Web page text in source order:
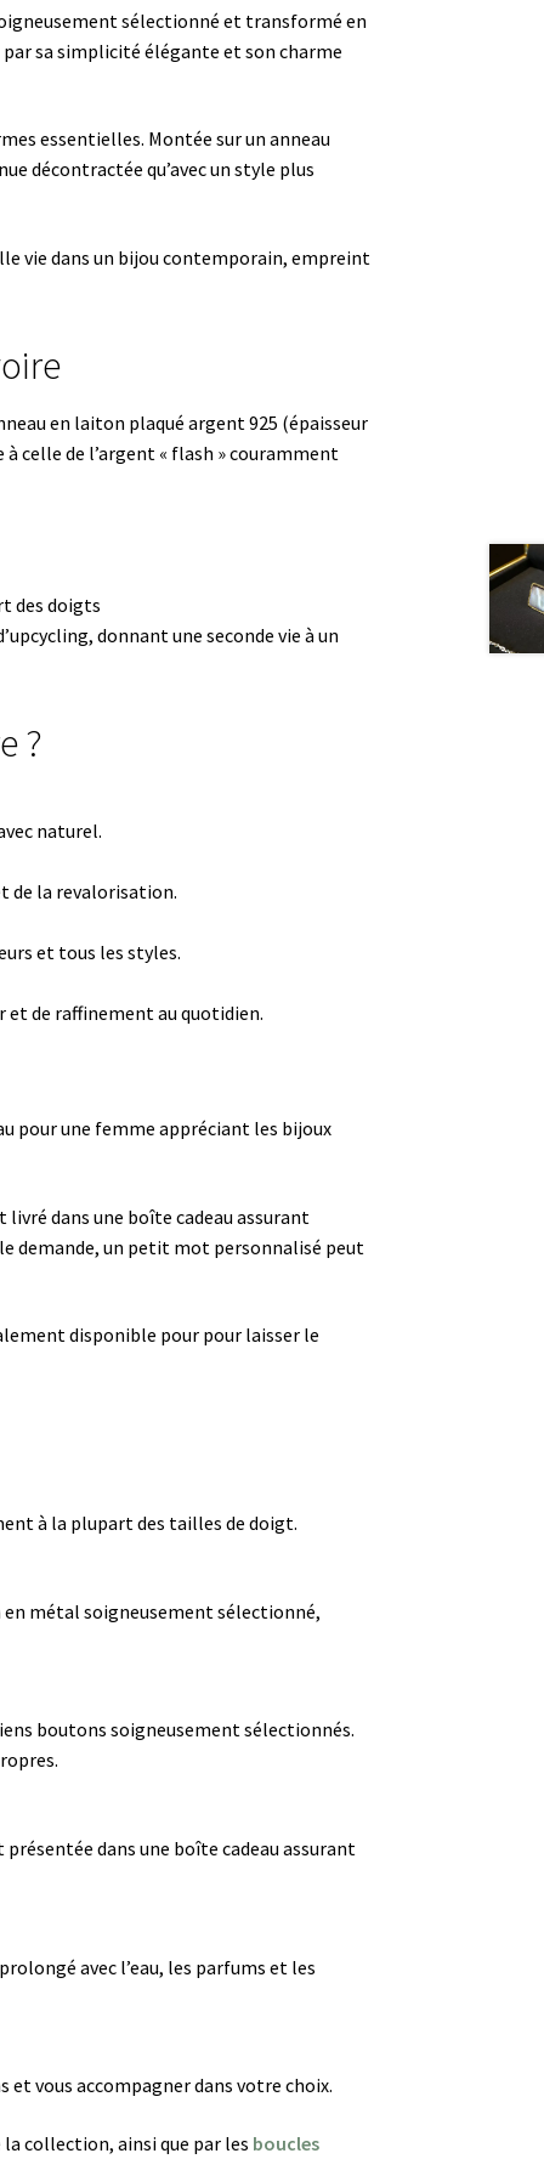
sélectionné et transformé en
sa simplicité élégante et son charme
essentielles. Montée sur un anneau
décontractée qu’avec un style plus
vie dans un bijou contemporain, empreint
en laiton plaqué argent 925 (épaisseur
celle de l’argent « flash » couramment
des doigts
donnant une seconde vie à un
?
naturel.
de la revalorisation.
et tous les styles.
et de raffinement au quotidien.
pour une femme appréciant les bijoux
dans une boîte cadeau assurant
demande, un petit mot personnalisé peut
disponible pour pour laisser le
à la plupart des tailles de doigt.
métal soigneusement sélectionné,
boutons soigneusement sélectionnés.
dans une boîte cadeau assurant
avec l’eau, les parfums et les
vous accompagner dans votre choix.
la collection, ainsi que par les boucles